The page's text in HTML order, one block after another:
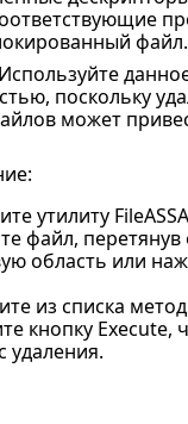
файл.
Используйте
поскольку
может
утилиту
файл, перетянув
область или
из списка
кнопку Execute,
удаления.